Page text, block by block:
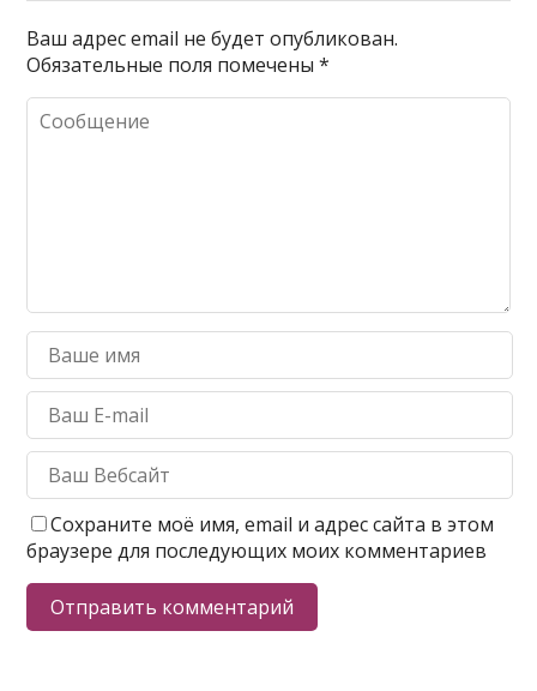
Ваш адрес email не будет опубликован.
Обязательные поля помечены*
Сохраните моё имя, email и адрес сайта в этом
браузере для последующих моих комментариев